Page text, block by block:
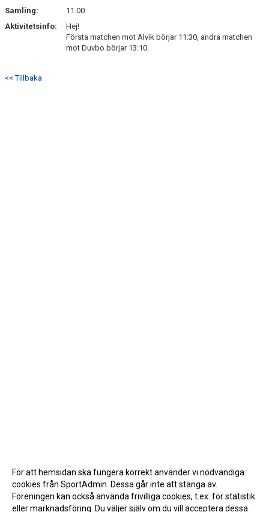
KONTAKT
Samling:
11.00
Aktivitetsinfo:
Hej!
Första matchen mot Alvik börjar 11:30, andra matchen
mot Duvbo börjar 13:10.
<< Tillbaka
För att hemsidan ska fungera korrekt använder vi nödvändiga
cookies från SportAdmin. Dessa går inte att stänga av.
Föreningen kan också använda frivilliga cookies, t.ex. för statistik
eller marknadsföring. Du väljer själv om du vill acceptera dessa.